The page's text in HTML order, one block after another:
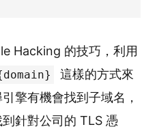
Hacking 的技巧，利用
這樣的方式來
擎有機會找到子域名，
到針對公司的 TLS 憑